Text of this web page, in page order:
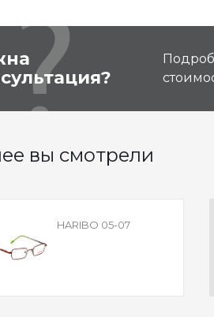
вы смотрели
HARIBO 05-07